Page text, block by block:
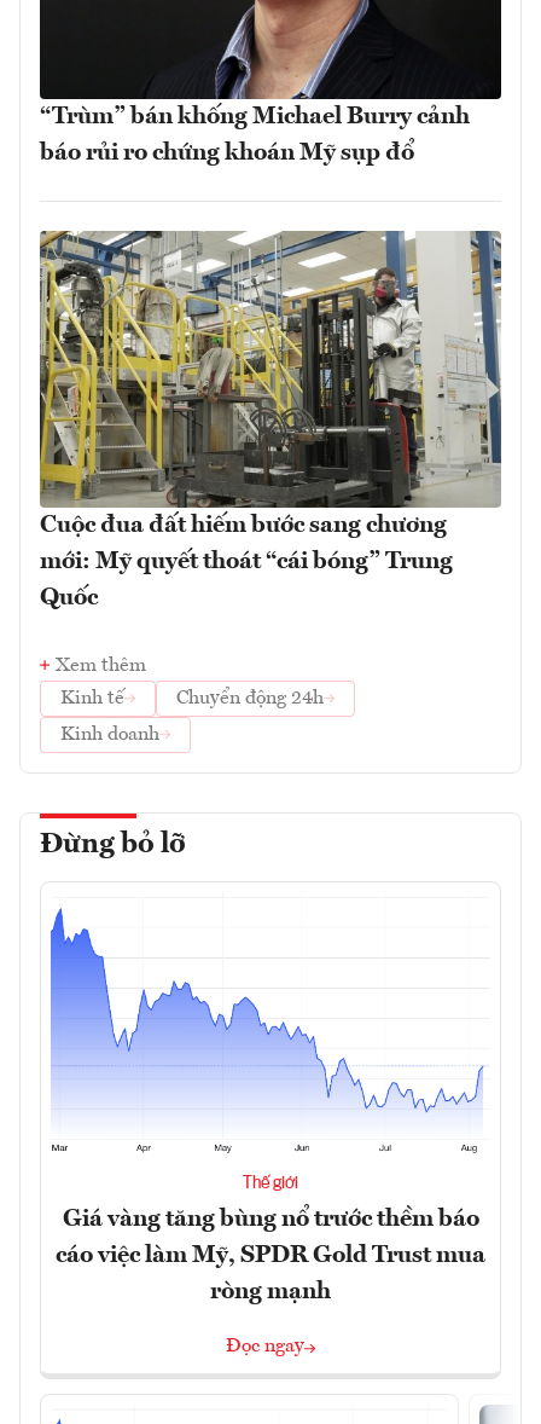
“Trùm” bán khống Michael Burry cảnh
báo rủi ro chứng khoán Mỹ sụp đổ
Cuộc đua đất hiếm bước sang chương
mới: Mỹ quyết thoát “cái bóng” Trung
Quốc
Xem thêm
Kinh tế
Chuyển động 24h
Kinh doanh
Đừng bỏ lỡ
Thế giới
Giá vàng tăng bùng nổ trước thềm báo
cáo việc làm Mỹ, SPDR Gold Trust mua
ròng mạnh
Đọc ngay